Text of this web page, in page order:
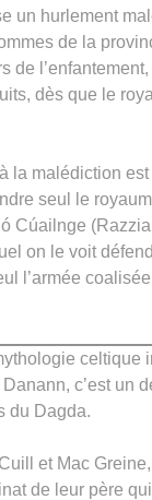
un hurlement
de la
de
dès que le
la malédiction
seul le
Cúailnge
on le voit
l’armée
celtique
c’est un
du Dagda.
et Mac
de leur père